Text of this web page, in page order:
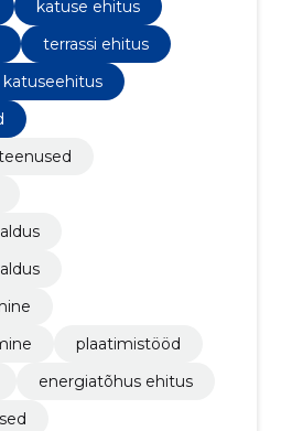
katuse ehitus
terrassi ehitus
katuseehitus
plaatimistööd
energiatõhus ehitus